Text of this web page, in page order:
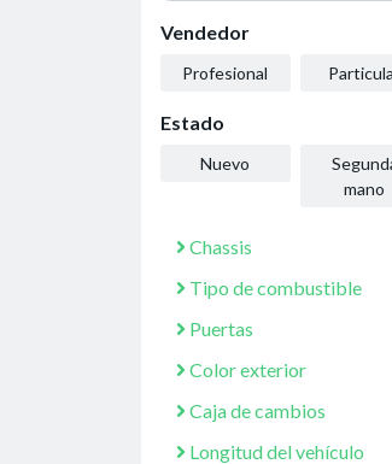
Vendedor
Profesional
Estado
Nuevo
mano
Chassis
Tipo de combustible
Puertas
Color exterior
Caja de cambios
Longitud del vehículo